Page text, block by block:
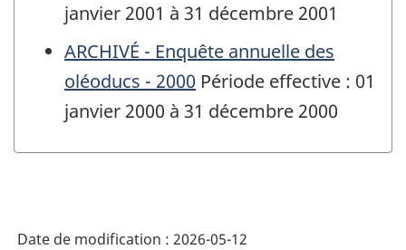
janvier 2001 à 31 décembre 2001
ARCHIVÉ - Enquête annuelle des
oléoducs - 2000 Période effective : 01
janvier 2000 à 31 décembre 2000
Date de modification : 2026-05-12